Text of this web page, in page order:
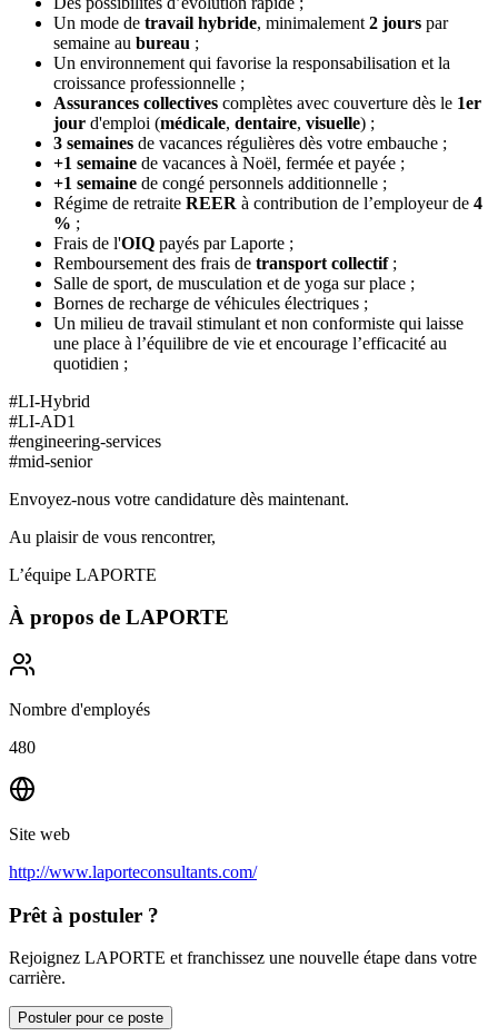
Un mode de travail hybride, minimalement 2 jours par
semaine au bureau ;
Un environnement qui favorise la responsabilisation et la
croissance professionnelle ;
Assurances collectives complètes avec couverture dès le 1er
jour d'emploi (médicale, dentaire, visuelle) ;
3 semaines de vacances régulières dès votre embauche ;
+1 semaine de vacances à Noël, fermée et payée ;
+1 semaine de congé personnels additionnelle ;
Régime de retraite REER à contribution de l’employeur de 4
% ;
Frais de l'OIQ payés par Laporte ;
Remboursement des frais de transport collectif ;
Salle de sport, de musculation et de yoga sur place ;
Bornes de recharge de véhicules électriques ;
Un milieu de travail stimulant et non conformiste qui laisse
une place à l’équilibre de vie et encourage l’efficacité au
quotidien ;
#LI-Hybrid
#LI-AD1
#engineering-services
#mid-senior
Envoyez-nous votre candidature dès maintenant.
Au plaisir de vous rencontrer,
L’équipe LAPORTE
À propos de LAPORTE
Nombre d'employés
480
Site web
http://www.laporteconsultants.com/
Prêt à postuler ?
Rejoignez LAPORTE et franchissez une nouvelle étape dans votre
carrière.
Postuler pour ce poste